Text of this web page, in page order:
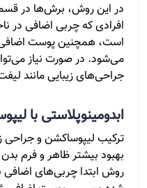
در این روش، برش‌ها در
افرادی که چربی اضافی در
است، همچنین پوست اضافی
می‌شود. در صورت نیاز
جراحی‌های زیبایی مانند
ابدومینوپلاستی با
ترکیب لیپوساکشن و جراحی
بهبود بیشتر ظاهر و فرم
روش ابتدا چربی‌های اضافی